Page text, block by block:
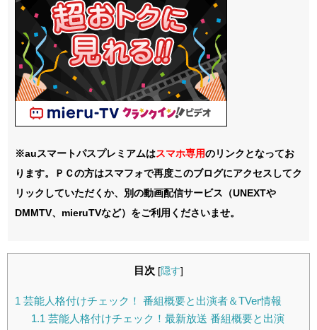
※auスマートパスプレミアムはスマホ専用のリンクとなってお
ります。ＰＣの方はスマフォで再度このブログにアクセスしてク
リックしていただくか、別の動画配信サービス（UNEXTや
DMMTV、mieruTVなど）をご利用くださいませ。
目次 [隠す]
1 芸能人格付けチェック！ 番組概要と出演者＆TVer情報
1.1 芸能人格付けチェック！最新放送 番組概要と出演